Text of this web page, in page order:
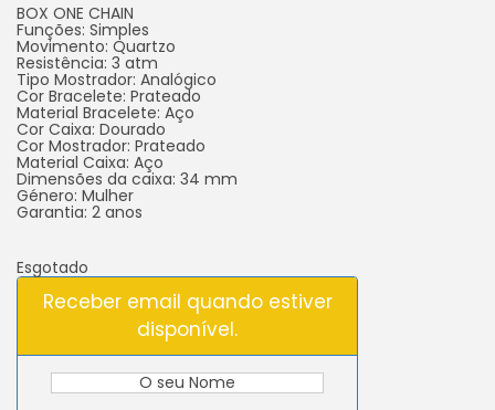
BOX ONE CHAIN
Funções: Simples
Movimento: Quartzo
Resistência: 3 atm
Tipo Mostrador: Analógico
Cor Bracelete: Prateado
Material Bracelete: Aço
Cor Caixa: Dourado
Cor Mostrador: Prateado
Material Caixa: Aço
Dimensões da caixa: 34 mm
Género: Mulher
Garantia: 2 anos
Esgotado
Receber email quando estiver
disponível.